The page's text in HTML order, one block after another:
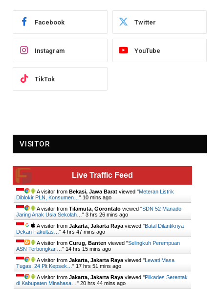
Facebook Twitter
Instagram YouTube
TikTok
VISITOR
Live Traffic Feed
A visitor from Bekasi, Jawa Barat viewed "Meteran Listrik
Diblokir PLN, Konsumen… " 10 mins ago
A visitor from Tilamuta, Gorontalo viewed "SDN 52 Manado
Jaring Anak Usia Sekolah… " 3 hrs 26 mins ago
A visitor from Jakarta, Jakarta Raya viewed "Batal Dilantiknya
Dekan Fakultas… " 4 hrs 47 mins ago
A visitor from Curug, Banten viewed "Selingkuh Perempuan
ASN Terbongkar,… " 14 hrs 15 mins ago
A visitor from Jakarta, Jakarta Raya viewed "Lewati Masa
Tugas, 24 Plt Kepsek… " 17 hrs 51 mins ago
A visitor from Jakarta, Jakarta Raya viewed "Pilkades Serentak
di Kabupaten Minahasa… " 20 hrs 44 mins ago